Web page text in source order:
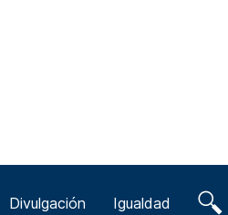
Divulgación Igualdad